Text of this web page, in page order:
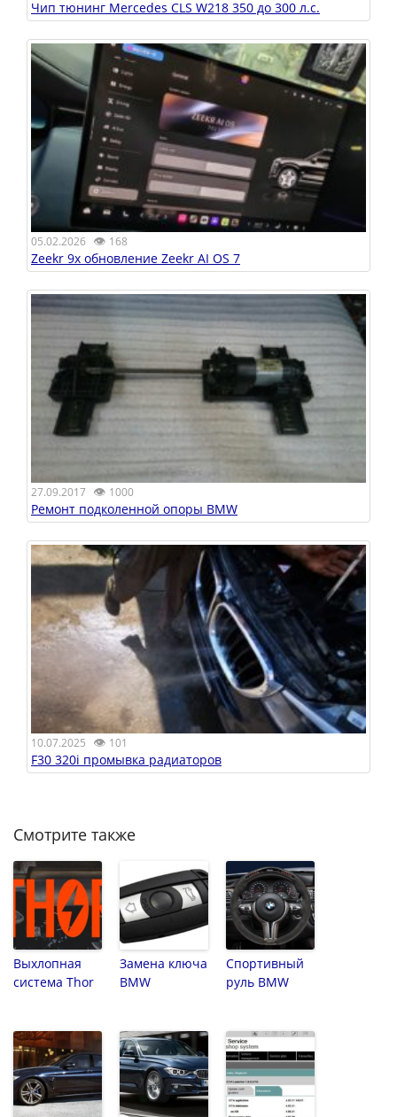
Чип тюнинг Mercedes CLS W218 350 до 300 л.с.
05.02.2026 👁 168
Zeekr 9x обновление Zeekr AI OS 7
27.09.2017 👁 1000
Ремонт подколенной опоры BMW
10.07.2025 👁 101
F30 320i промывка радиаторов
Смотрите также
Выхлопная
система Thor
Замена ключа
BMW
Спортивный
руль BMW